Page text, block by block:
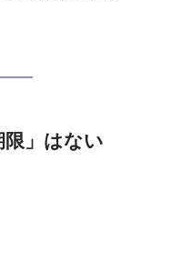
」はない